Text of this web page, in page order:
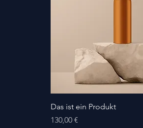
Das ist ein Produkt
Preis
130,00 €